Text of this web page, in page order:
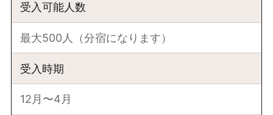
受入可能人数
最大500人（分宿になります）
受入時期
12月〜4月